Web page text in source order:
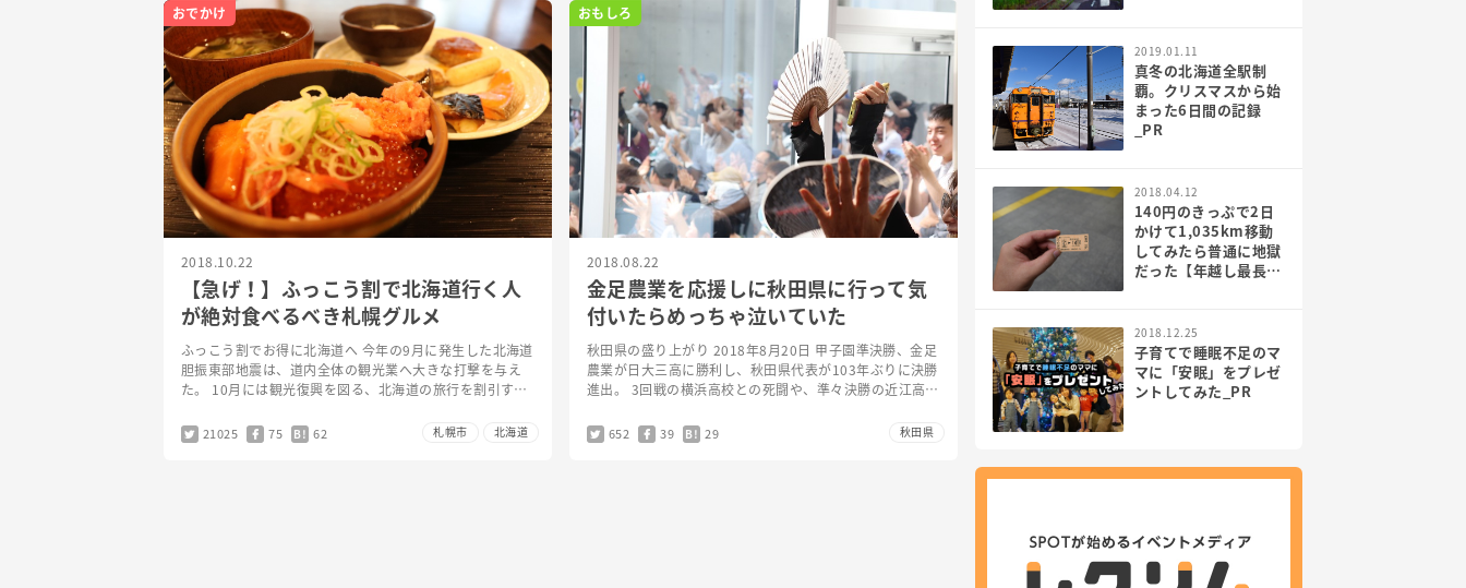
おでかけ
2018.10.22
【急げ！】ふっこう割で北海道行く人
が絶対食べるべき札幌グルメ
ふっこう割でお得に北海道へ 今年の9月に発生した北海道
胆振東部地震は、道内全体の観光業へ大きな打撃を与え
た。 10月には観光復興を図る、北海道の旅行を割引する
こう割サ…
21025 75 B! 62 北海道
札幌市
おもしろ
2018.08.22
金足農業を応援しに秋田県に行って気
付いたらめっちゃ泣いていた
秋田県の盛り上がり 2018年8月20日 甲子園準決勝、金足
農業が日大三高に勝利し、秋田県代表が103年ぶりに決勝
進出。 3回戦の横浜高校との死闘や、準々決勝の近江高校
… 652 39 B! 29 秋田県
2019.01.11
真冬の北海道全駅制
覇。クリスマスから始
まった6日間の記録
_PR
2018.04.12
140円のきっぷで2日
かけて1,035km移動
してみたら普通に地獄
だった【年越し最長大
2018.12.25
子育てで睡眠不足のマ
マに「安眠」をプレゼ
ントしてみた_PR